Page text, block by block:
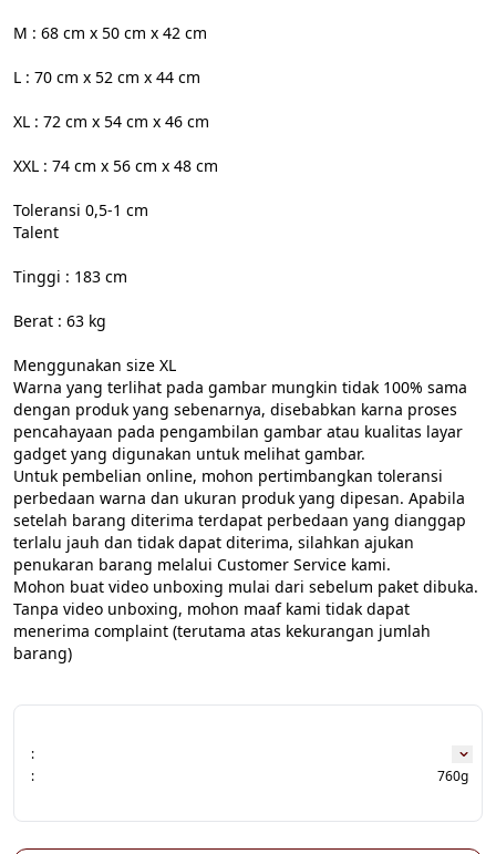
M : 68 cm x 50 cm x 42 cm
L : 70 cm x 52 cm x 44 cm
XL : 72 cm x 54 cm x 46 cm
XXL : 74 cm x 56 cm x 48 cm
Toleransi 0,5-1 cm
Talent
Tinggi : 183 cm
Berat : 63 kg
Menggunakan size XL
Warna yang terlihat pada gambar mungkin tidak 100% sama
dengan produk yang sebenarnya, disebabkan karna proses
pencahayaan pada pengambilan gambar atau kualitas layar
gadget yang digunakan untuk melihat gambar.
Untuk pembelian online, mohon pertimbangkan toleransi
perbedaan warna dan ukuran produk yang dipesan. Apabila
setelah barang diterima terdapat perbedaan yang dianggap
terlalu jauh dan tidak dapat diterima, silahkan ajukan
penukaran barang melalui Customer Service kami.
Mohon buat video unboxing mulai dari sebelum paket dibuka.
Tanpa video unboxing, mohon maaf kami tidak dapat
menerima complaint (terutama atas kekurangan jumlah
barang)
:
:
760g